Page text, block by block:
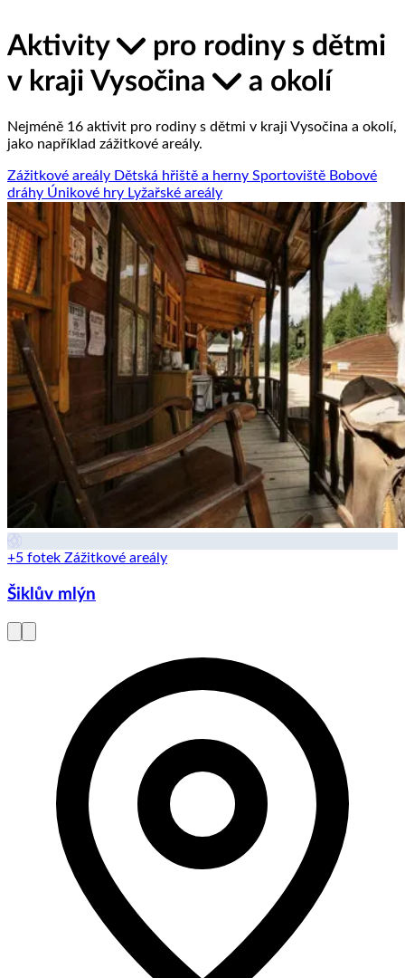
Aktivity
pro rodiny s dětmi
v kraji Vysočina
a okolí
Nejméně 16 aktivit pro rodiny s dětmi v kraji Vysočina a okolí,
jako například zážitkové areály.
Zážitkové areály Dětská hřiště a herny Sportoviště Bobové
dráhy Únikové hry Lyžařské areály
+5 fotek Zážitkové areály
Šiklův mlýn